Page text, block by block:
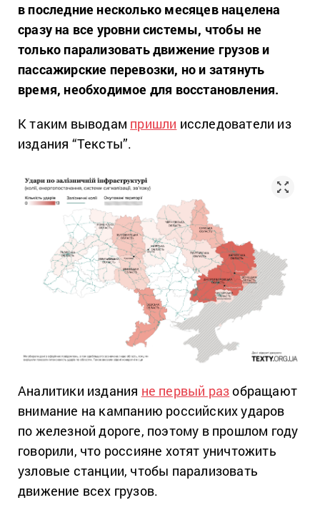
в последние несколько месяцев нацелена
сразу на все уровни системы, чтобы не
только парализовать движение грузов и
пассажирские перевозки, но и затянуть
время, необходимое для восстановления.
К таким выводам пришли исследователи из
издания “Тексты”.
Аналитики издания не первый разобращают
внимание на кампанию российских ударов
по железной дороге, поэтому в прошлом году
говорили, что россияне хотят уничтожить
узловые станции, чтобы парализовать
движение всех грузов.